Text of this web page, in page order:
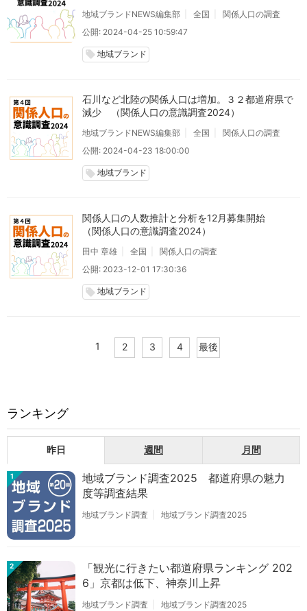
地域ブランドNEWS編集部 全国
関係人口の調査
公開: 2024-04-25 10:59:47
local_offer 地域ブランド
石川など北陸の関係人口は増加。３２都道府県で
減少 （関係人口の意識調査2024）
地域ブランドNEWS編集部 全国
関係人口の調査
公開: 2024-04-23 18:00:00
local_offer 地域ブランド
関係人口の人数推計と分析を12月募集開始
（関係人口の意識調査2024）
田中 章雄 全国
関係人口の調査
公開: 2023-12-01 17:30:36
local_offer 地域ブランド
1 2 3 4 最後
ランキング
昨日 週間 月間
1
地域ブランド調査2025 都道府県の魅力
度等調査結果
地域ブランド調査 地域ブランド調査2025
2
「観光に行きたい都道府県ランキング 202
6」京都は低下、神奈川上昇
地域ブランド調査 地域ブランド調査2025